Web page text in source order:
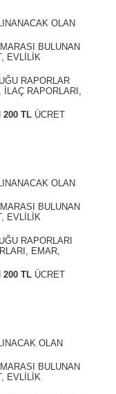
OLAN
BULUNAN
EVLİLİK
RAPORLAR
İLAÇ RAPORLARI,
200 TL ÜCRET
OLAN
BULUNAN
EVLİLİK
RAPORLARI
EMAR,
200 TL ÜCRET
OLAN
BULUNAN
EVLİLİK